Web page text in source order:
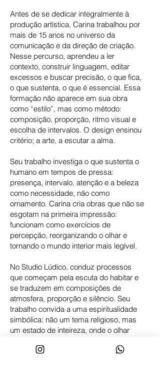
Antes de se dedicar integralmente à
produção artística, Carina trabalhou por
mais de 15 anos no universo da
comunicação e da direção de criação.
Nesse percurso, aprendeu a ler
contexto, construir linguagem, editar
excessos e buscar precisão, o que fica,
o que sustenta, o que é essencial. Essa
formação não aparece em sua obra
como “estilo”, mas como método:
composição, proporção, ritmo visual e
escolha de intervalos. O design ensinou
critério; a arte, a escutar a alma.
Seu trabalho investiga o que sustenta o
humano em tempos de pressa:
presença, intervalo, atenção e a beleza
como necessidade, não como
ornamento. Carina cria obras que não se
esgotam na primeira impressão:
funcionam como exercícios de
percepção, reorganizando o olhar e
tornando o mundo interior mais legível.
No Studio Lúdico, conduz processos
que começam pela escuta do habitar e
se traduzem em composições de
atmosfera, proporção e silêncio. Seu
trabalho convida a uma espiritualidade
simbólica: não um tema religioso, mas
um estado de inteireza, onde o olhar
descansar.